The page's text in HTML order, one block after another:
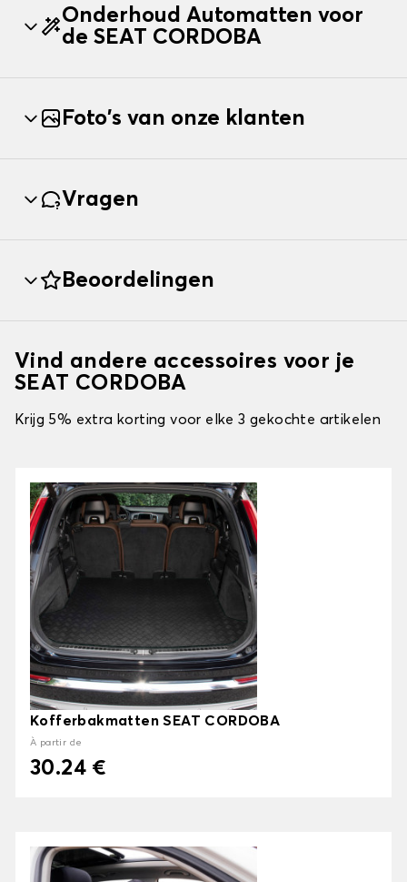
Onderhoud Automatten voor
de SEAT CORDOBA
Foto's van onze klanten
Vragen
Beoordelingen
Vind andere accessoires voor je
SEAT CORDOBA
Krijg 5% extra korting voor elke 3 gekochte artikelen
Kofferbakmatten SEAT CORDOBA
À partir de
30.24 €